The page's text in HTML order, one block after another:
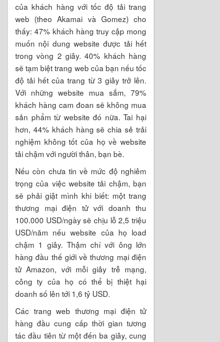
của khách hàng với tốc độ tải trang
web (theo Akamai và Gomez) cho
thấy: 47% khách hàng truy cập mong
muốn nội dung website được tải hết
trong vòng 2 giây. 40% khách hàng
sẽ tạm biệt trang web của bạn nếu tốc
độ tải hết của trang từ 3 giây trở lên.
Với những website mua sắm, 79%
khách hàng cam đoan sẽ không mua
sản phẩm từ website đó nữa. Tai hại
hơn, 44% khách hàng sẽ chia sẻ trải
nghiệm không tốt của họ về website
tải chậm với người thân, bạn bè.
Nếu còn chưa tin về mức độ nghiêm
trọng của việc website tải chậm, bạn
sẽ phải giật mình khi biết: một trang
thương mại điện tử với doanh thu
100.000 USD/ngày sẽ chịu lỗ 2,5 triệu
USD/năm nếu website của họ load
chậm 1 giây. Thậm chí với ông lớn
hàng đầu thế giới về thương mại điện
tử Amazon, với mỗi giây trễ mạng,
công ty của họ có thể bị thiệt hại
doanh số lên tới 1,6 tỷ USD.
Các trang web thương mại điện tử
hàng đầu cung cấp thời gian tương
tác đầu tiên từ một đến ba giây, cung